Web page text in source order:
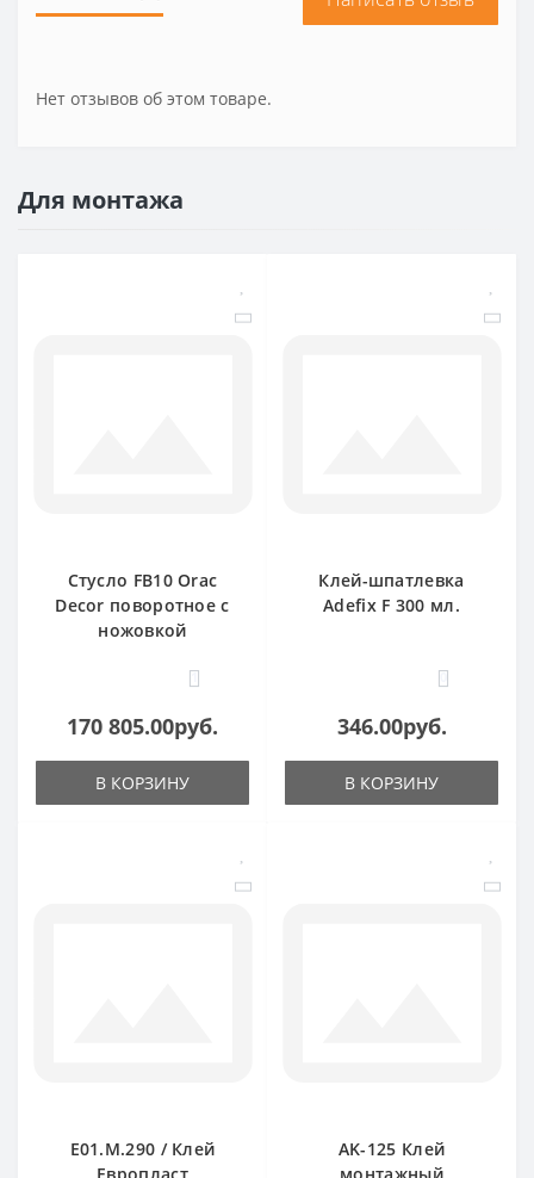
Нет отзывов об этом товаре.
Для монтажа
Стусло FB10 Orac
Decor поворотное с
ножовкой
1
170 805.00руб.
В КОРЗИНУ
Клей-шпатлевка
Adefix F 300 мл.
0
346.00руб.
В КОРЗИНУ
E01.M.290 / Клей
AK-125 Клей